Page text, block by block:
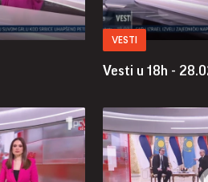
VESTI
Vesti u 18h -